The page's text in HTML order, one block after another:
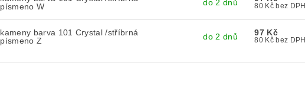
písmeno W
do 2 dnů 80 Kč bez DPH
kameny barva 101 Crystal /stříbrná
písmeno Z
do 2 dnů 97 Kč
80 Kč bez DPH